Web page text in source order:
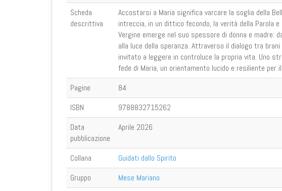
Scheda
descrittiva
Accostarsi a Maria significa varcare la soglia della
intreccia, in un dittico fecondo, la verità della Parola e
Vergine emerge nel suo spessore di donna e
alla luce della speranza. Attraverso il dialogo tra
invitato a leggere in controluce la propria vita. Uno
fede di Maria, un orientamento lucido e resiliente per
Pagine
84
ISBN
9788832715262
Data
pubblicazione
Aprile 2026
Collana
Guidati dallo Spirito
Gruppo
Mese Mariano